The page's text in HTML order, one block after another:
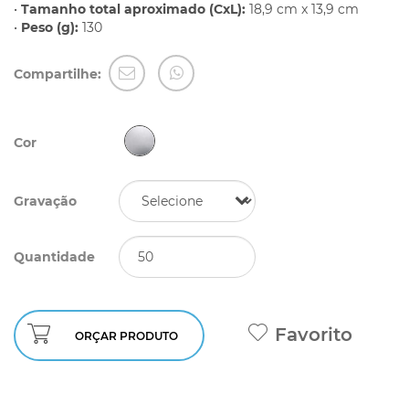
• Tamanho total aproximado (CxL): 18,9 cm x 13,9 cm
• Peso (g): 130
Compartilhe:
Cor
Gravação
Quantidade
ORÇAR PRODUTO Favorito